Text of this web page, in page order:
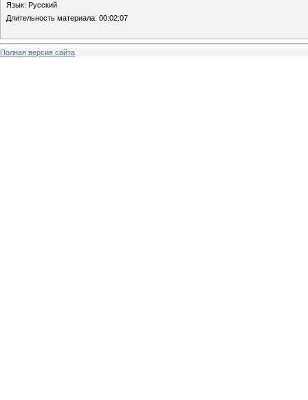
Язык: Русский
Длительность материала: 00:02:07
Полная версия сайта